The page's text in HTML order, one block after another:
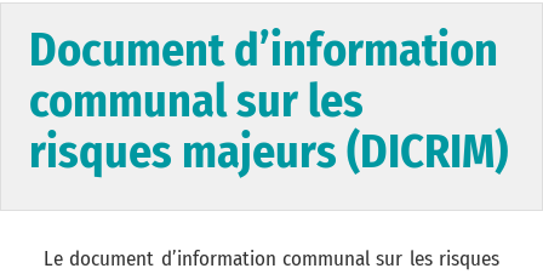
Document d’information
communal sur les
risques majeurs (DICRIM)
Le document d’information communal sur les risques